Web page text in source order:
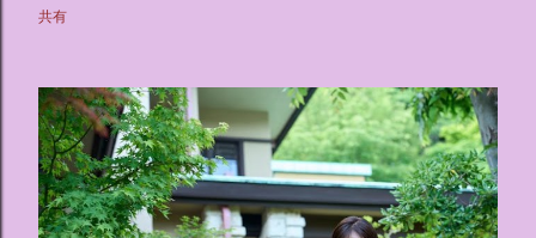
共有